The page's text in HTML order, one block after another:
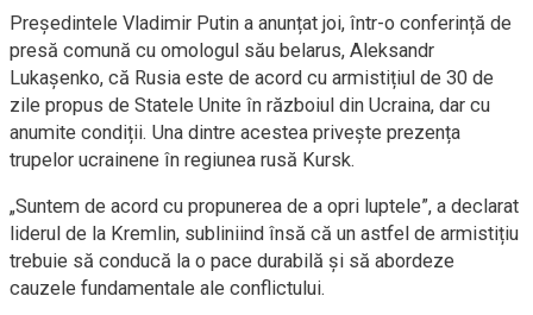
Președintele Vladimir Putin a anunțat joi, într-o conferință de
presă comună cu omologul său belarus, Aleksandr
Lukașenko, că Rusia este de acord cu armistițiul de 30 de
zile propus de Statele Unite în războiul din Ucraina, dar cu
anumite condiții. Una dintre acestea privește prezența
trupelor ucrainene în regiunea rusă Kursk.
„Suntem de acord cu propunerea de a opri luptele”, a declarat
liderul de la Kremlin, subliniind însă că un astfel de armistițiu
trebuie să conducă la o pace durabilă și să abordeze
cauzele fundamentale ale conflictului.